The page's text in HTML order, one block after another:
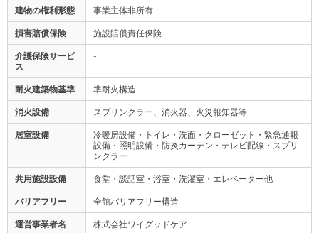
建物の権利形態 事業主体非所有
損害賠償保険 施設賠償責任保険
介護保険サービ
ス
-
耐火建築物基準 準耐火構造
消火設備 スプリンクラー、消火器、火災報知器等
居室設備
冷暖房設備・トイレ・洗面・クローゼット・緊急通報
設備・照明設備・防炎カーテン・テレビ配線・スプリ
ンクラー
共用施設設備 食堂・談話室・浴室・洗濯室・エレベーター他
バリアフリー 全館バリアフリー構造
運営事業者名 株式会社ワイグッドケア